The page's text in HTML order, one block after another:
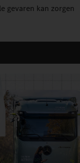
gevaren kan zorgen